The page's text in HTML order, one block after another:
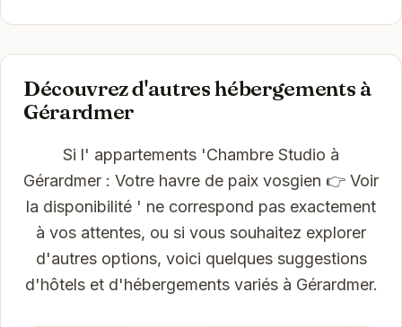
Découvrez d'autres hébergements à
Gérardmer
Si l' appartements 'Chambre Studio à
Gérardmer : Votre havre de paix vosgien 👉 Voir
la disponibilité ' ne correspond pas exactement
à vos attentes, ou si vous souhaitez explorer
d'autres options, voici quelques suggestions
d'hôtels et d'hébergements variés à Gérardmer.